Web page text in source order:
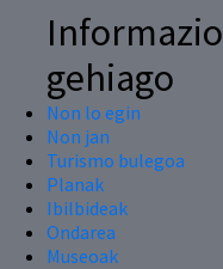
Informazio
gehiago
Non lo egin
Non jan
Turismo bulegoa
Planak
Ibilbideak
Ondarea
Museoak